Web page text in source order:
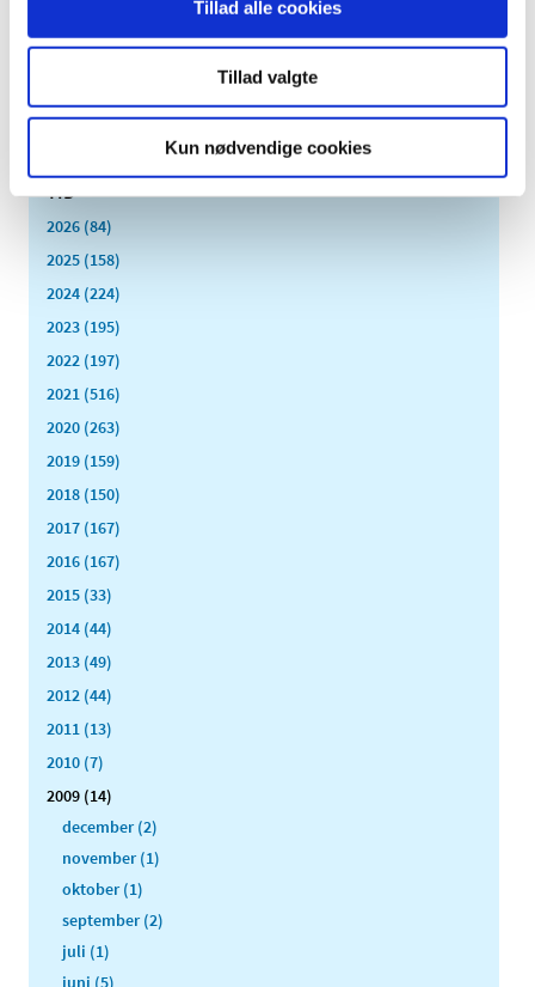
Tillad alle cookies
Tillad valgte
Kun nødvendige cookies
Medicintilskudsnævnet har på Lægemiddelstyrelsens
foranledning revurderet tilskudsstatus for lægemidler,
TID
2026 (84)
2025 (158)
2024 (224)
2023 (195)
2022 (197)
2021 (516)
2020 (263)
2019 (159)
2018 (150)
2017 (167)
2016 (167)
2015 (33)
2014 (44)
2013 (49)
2012 (44)
2011 (13)
2010 (7)
2009 (14)
december (2)
november (1)
oktober (1)
september (2)
juli (1)
juni (5)